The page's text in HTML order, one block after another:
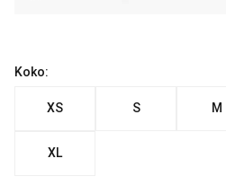
Koko:
XS S M
XL